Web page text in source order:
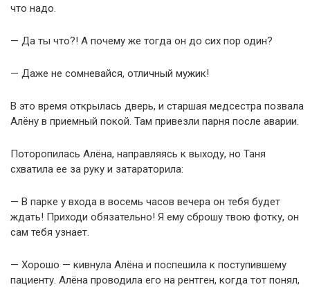
что надо.
— Да ты что?! А почему же тогда он до сих пор один?
— Даже не сомневайся, отличный мужик!
В это время открылась дверь, и старшая медсестра позвала
Алёну в приемный покой. Там привезли парня после аварии.
Поторопилась Алёна, направляясь к выходу, но Таня
схватила ее за руку и затараторила:
— В парке у входа в восемь часов вечера он тебя будет
ждать! Приходи обязательно! Я ему сброшу твою фотку, он
сам тебя узнает.
— Хорошо — кивнула Алёна и поспешила к поступившему
пациенту. Алёна проводила его на рентген, когда тот понял,